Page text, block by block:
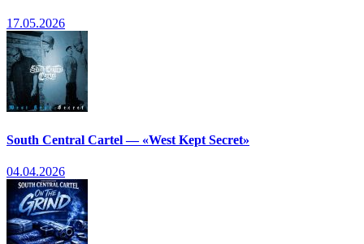
17.05.2026
South Central Cartel — «West Kept Secret»
04.04.2026